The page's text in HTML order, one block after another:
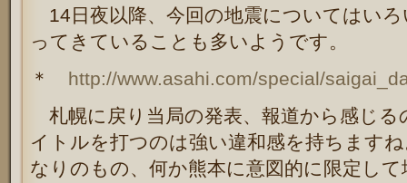
14日夜以降、今回の地震についてはい
ってきていることも多いようです。
＊ http://www.asahi.com/special/
札幌に戻り当局の発表、報道から感じる
イトルを打つのは強い違和感を持ちます
なりのもの、何か熊本に意図的に限定し